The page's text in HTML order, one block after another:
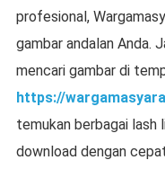
profesional,
gambar andalan Anda.
mencari gambar di
https://
temukan berbagai
download dengan